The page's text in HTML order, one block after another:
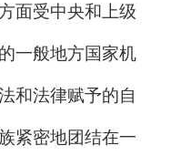
面受中央和上级
一般地方国家机
和法律赋予的自
紧密地团结在一